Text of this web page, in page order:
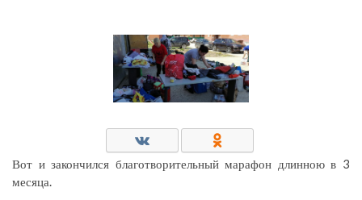
Вот и закончился благотворительный марафон длинною в 3
месяца.